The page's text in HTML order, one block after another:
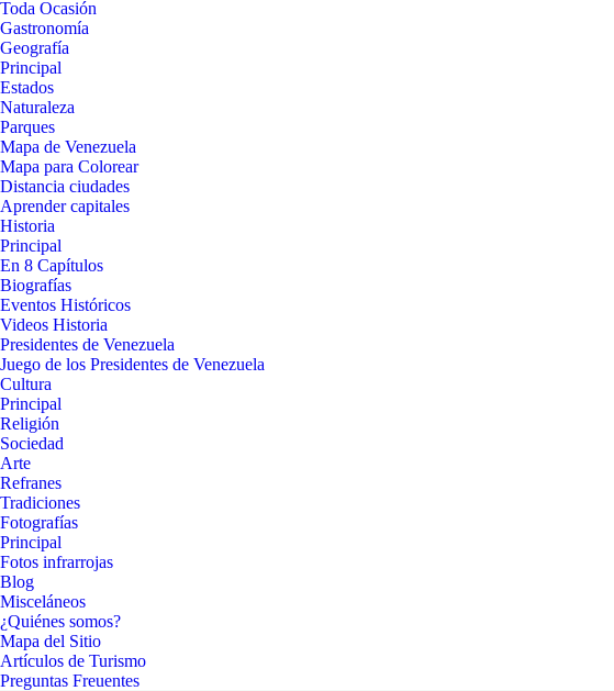
Toda Ocasión
Gastronomía
Geografía
Principal
Estados
Naturaleza
Parques
Mapa de Venezuela
Mapa para Colorear
Distancia ciudades
Aprender capitales
Historia
Principal
En 8 Capítulos
Biografías
Eventos Históricos
Videos Historia
Presidentes de Venezuela
Juego de los Presidentes de Venezuela
Cultura
Principal
Religión
Sociedad
Arte
Refranes
Tradiciones
Fotografías
Principal
Fotos infrarrojas
Blog
Misceláneos
¿Quiénes somos?
Mapa del Sitio
Artículos de Turismo
Preguntas Freuentes